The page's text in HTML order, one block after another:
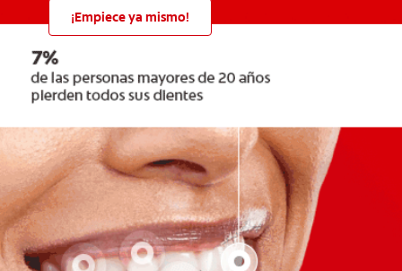
¡Empiece ya mismo!